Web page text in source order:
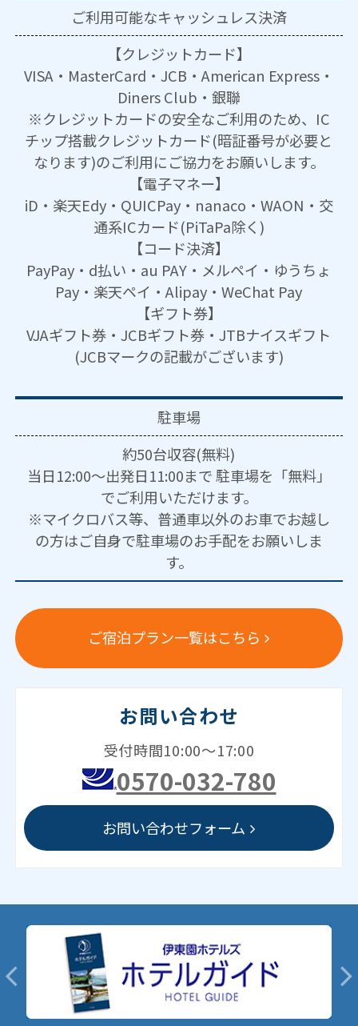
ご利用可能なキャッシュレス決済
【クレジットカード】
VISA・MasterCard・JCB・American Express・
Diners Club・銀聯
※クレジットカードの安全なご利用のため、IC
チップ搭載クレジットカード(暗証番号が必要と
なります)のご利用にご協力をお願いします。
【電子マネー】
iD・楽天Edy・QUICPay・nanaco・WAON・交
通系ICカード(PiTaPa除く)
【コード決済】
PayPay・d払い・au PAY・メルペイ・ゆうちょ
Pay・楽天ペイ・Alipay・WeChat Pay
【ギフト券】
VJAギフト券・JCBギフト券・JTBナイスギフト
(JCBマークの記載がございます)
駐車場
約50台収容(無料)
当日12:00～出発日11:00まで 駐車場を「無料」
でご利用いただけます。
※マイクロバス等、普通車以外のお車でお越し
の方はご自身で駐車場のお手配をお願いしま
す。
ご宿泊プラン一覧はこちら
お問い合わせ
受付時間10:00～17:00
0570-032-780
お問い合わせフォーム